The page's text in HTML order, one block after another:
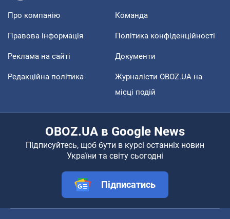
Про компанію Команда
Правова інформація Політика конфіденційності
Реклама на сайті Документи
Редакційна політика
Журналісти OBOZ.UA на
місці подій
OBOZ.UA в Google News
Підписуйтесь, щоб бути в курсі останніх новин
України та світу сьогодні
Підписатись